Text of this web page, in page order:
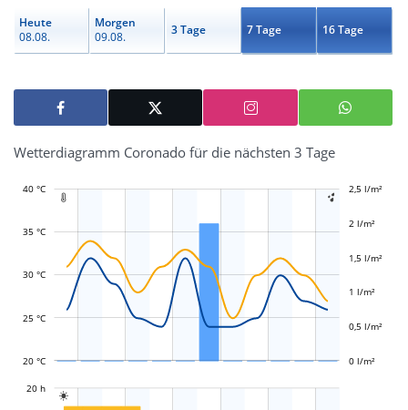
Heute
08.08.
Morgen
09.08.
3 Tage 7 Tage 16 Tage
Wetterdiagramm Coronado für die nächsten 3 Tage
 
20 °C
40 °C
30 °C
35 °C
25 °C
-1 l/m²
-0,5 l/m²
0 l/m²
0,5 l/m²
1 l/m²
1,5 l/m²
2 l/m²
2,5 l/m²
3 l/m²

20 h